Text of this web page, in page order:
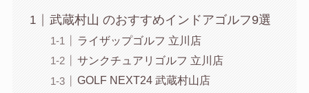
武蔵村山 のおすすめインドアゴルフ9選
ライザップゴルフ 立川店
サンクチュアリゴルフ 立川店
GOLF NEXT24 武蔵村山店